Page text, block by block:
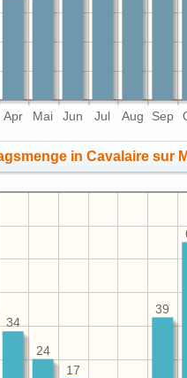
Apr Mai Jun Jul Aug Sep
in Cavalaire sur
39
17
24
34